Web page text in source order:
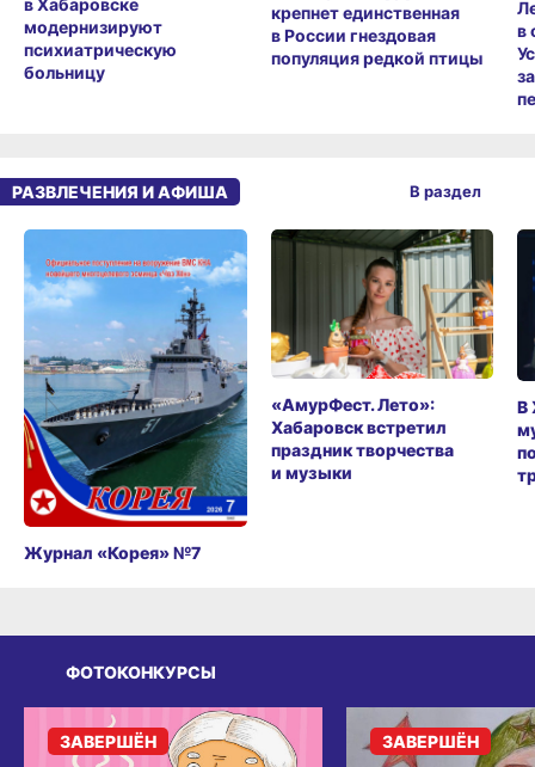
модернизируют
психиатрическую
больницу
крепнет единственная
в России гнездовая
популяция редкой птицы
в
РАЗВЛЕЧЕНИЯ И АФИША
Журнал «Корея» №7
«АмурФест. Лето»:
Хабаровск встретил
праздник творчества
и музыки
В
В раздел
ФОТОКОНКУРСЫ
ЗАВЕРШЁН ЗАВЕРШЁН